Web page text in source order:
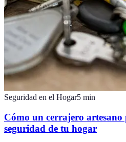
Seguridad en el Hogar5 min
Cómo un cerrajero artesano
seguridad de tu hogar